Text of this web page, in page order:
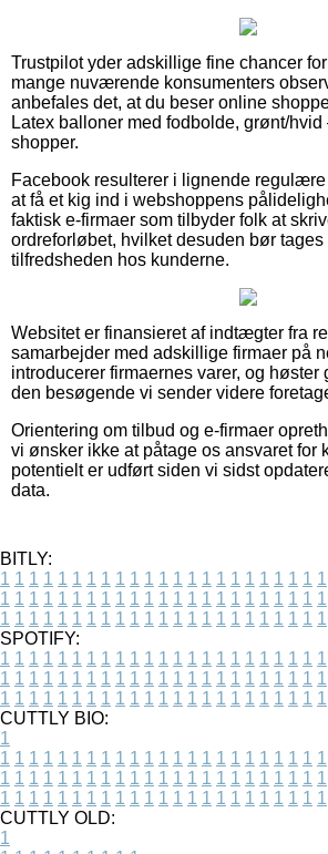
Trustpilot yder adskillige fine chancer
mange nuværende konsumenters
anbefales det, at du beser online
Latex balloner med fodbolde, grønt/hvid
shopper.
Facebook resulterer i lignende
at få et kig ind i webshoppens
faktisk e-firmaer som tilbyder folk at
ordreforløbet, hvilket desuden bør
tilfredsheden hos kunderne.
Websitet er finansieret af indtægter fra
samarbejder med adskillige firmaer på
introducerer firmaernes varer, og høster
den besøgende vi sender videre
Orientering om tilbud og e-firmaer
vi ønsker ikke at påtage os ansvaret for
potentielt er udført siden vi sidst
data.
BITLY:
1 1 1 1 1 1 1 1 1 1 1 1 1 1 1 1 1 1 1 1 1 1 1
1 1 1 1 1 1 1 1 1 1 1 1 1 1 1 1 1 1 1 1 1 1 1
1 1 1 1 1 1 1 1 1 1 1 1 1 1 1 1 1 1 1 1 1 1 1
SPOTIFY:
1 1 1 1 1 1 1 1 1 1 1 1 1 1 1 1 1 1 1 1 1 1 1
1 1 1 1 1 1 1 1 1 1 1 1 1 1 1 1 1 1 1 1 1 1 1
1 1 1 1 1 1 1 1 1 1 1 1 1 1 1 1 1 1 1 1 1 1 1
CUTTLY BIO:
1
1 1 1 1 1 1 1 1 1 1 1 1 1 1 1 1 1 1 1 1 1 1 1
1 1 1 1 1 1 1 1 1 1 1 1 1 1 1 1 1 1 1 1 1 1 1
1 1 1 1 1 1 1 1 1 1 1 1 1 1 1 1 1 1 1 1 1 1 1
CUTTLY OLD:
1